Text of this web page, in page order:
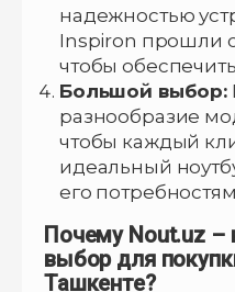
надежностью
Inspiron прошли
чтобы
Большой выбор:
разнообразие
чтобы каждый
идеальный
его
Почему Nout.uz
выбор для
Ташкенте?